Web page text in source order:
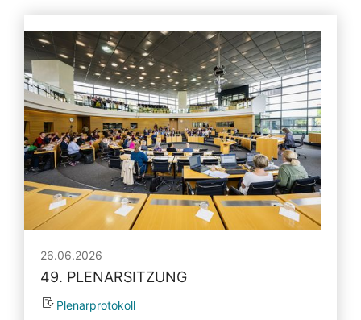
26.06.2026
49. PLENARSITZUNG
Plenarprotokoll